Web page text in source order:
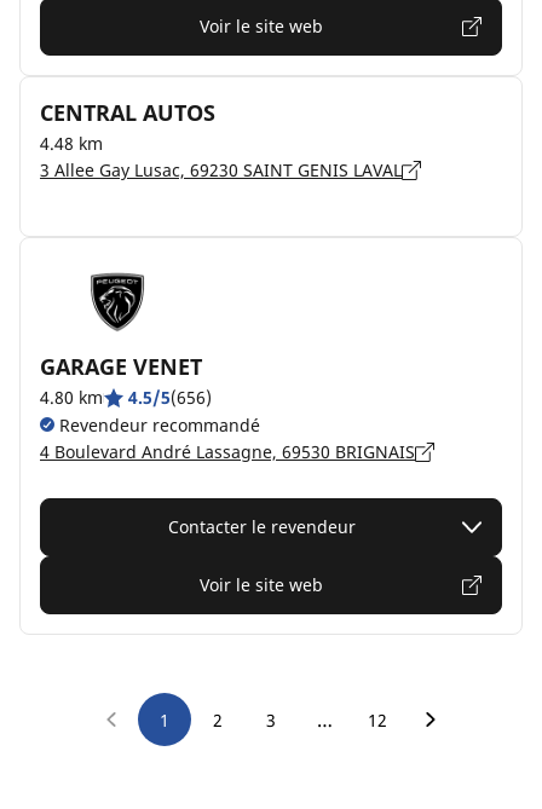
Voir le site web
CENTRAL AUTOS
4.48 km
3 Allee Gay Lusac, 69230 SAINT GENIS LAVAL
GARAGE VENET
4.80 km 4.5/5(656)
Revendeur recommandé
4 Boulevard André Lassagne, 69530 BRIGNAIS
Contacter le revendeur
Voir le site web
1 2 3 … 12